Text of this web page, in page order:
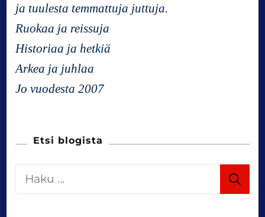
ja tuulesta temmattuja juttuja.
Ruokaa ja reissuja
Historiaa ja hetkiä
Arkea ja juhlaa
Jo vuodesta 2007
Etsi blogista
a